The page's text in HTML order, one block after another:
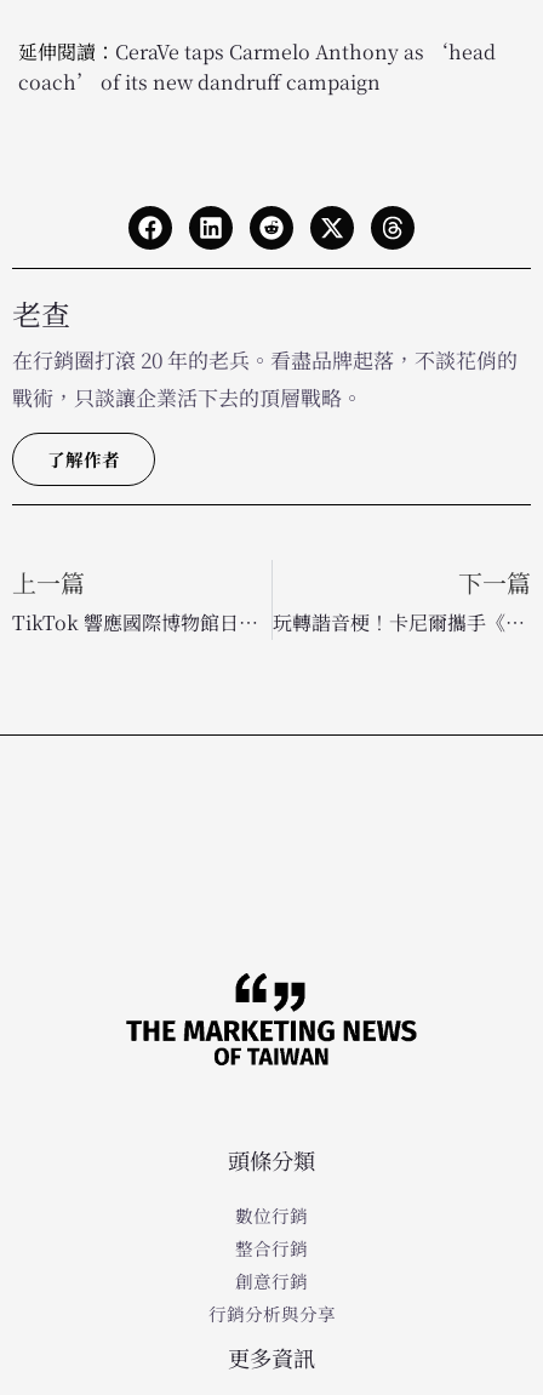
延伸閱讀： CeraVe taps Carmelo Anthony as ‘head
coach’ of its new dandruff campaign
老查
在行銷圈打滾 20 年的老兵。看盡品牌起落，不談花俏的
戰術，只談讓企業活下去的頂層戰略。
了解作者
上一篇
TikTok 響應國際博物館日！推出「博物館動起來」系列活動，攜手創作者賦予文化新生命
下一篇
玩轉諧音梗！卡尼爾攜手《愛之島》男星，用「麋鹿」大玩創意行銷搶攻 Z 世代
頭條分類
數位行銷
整合行銷
創意行銷
行銷分析與分享
更多資訊